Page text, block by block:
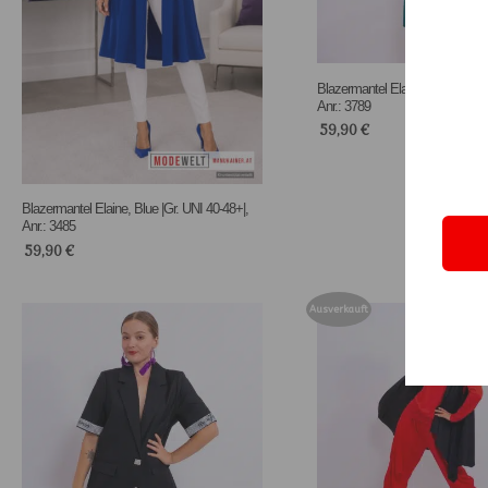
Blazermantel Elaine, Blue |Gr. UNI 40-48+|,
Anr.: 3485
59,90€
Blazermantel Elaine, Petrol |Gr.
Anr.: 3789
59,90€
Ausverkauft